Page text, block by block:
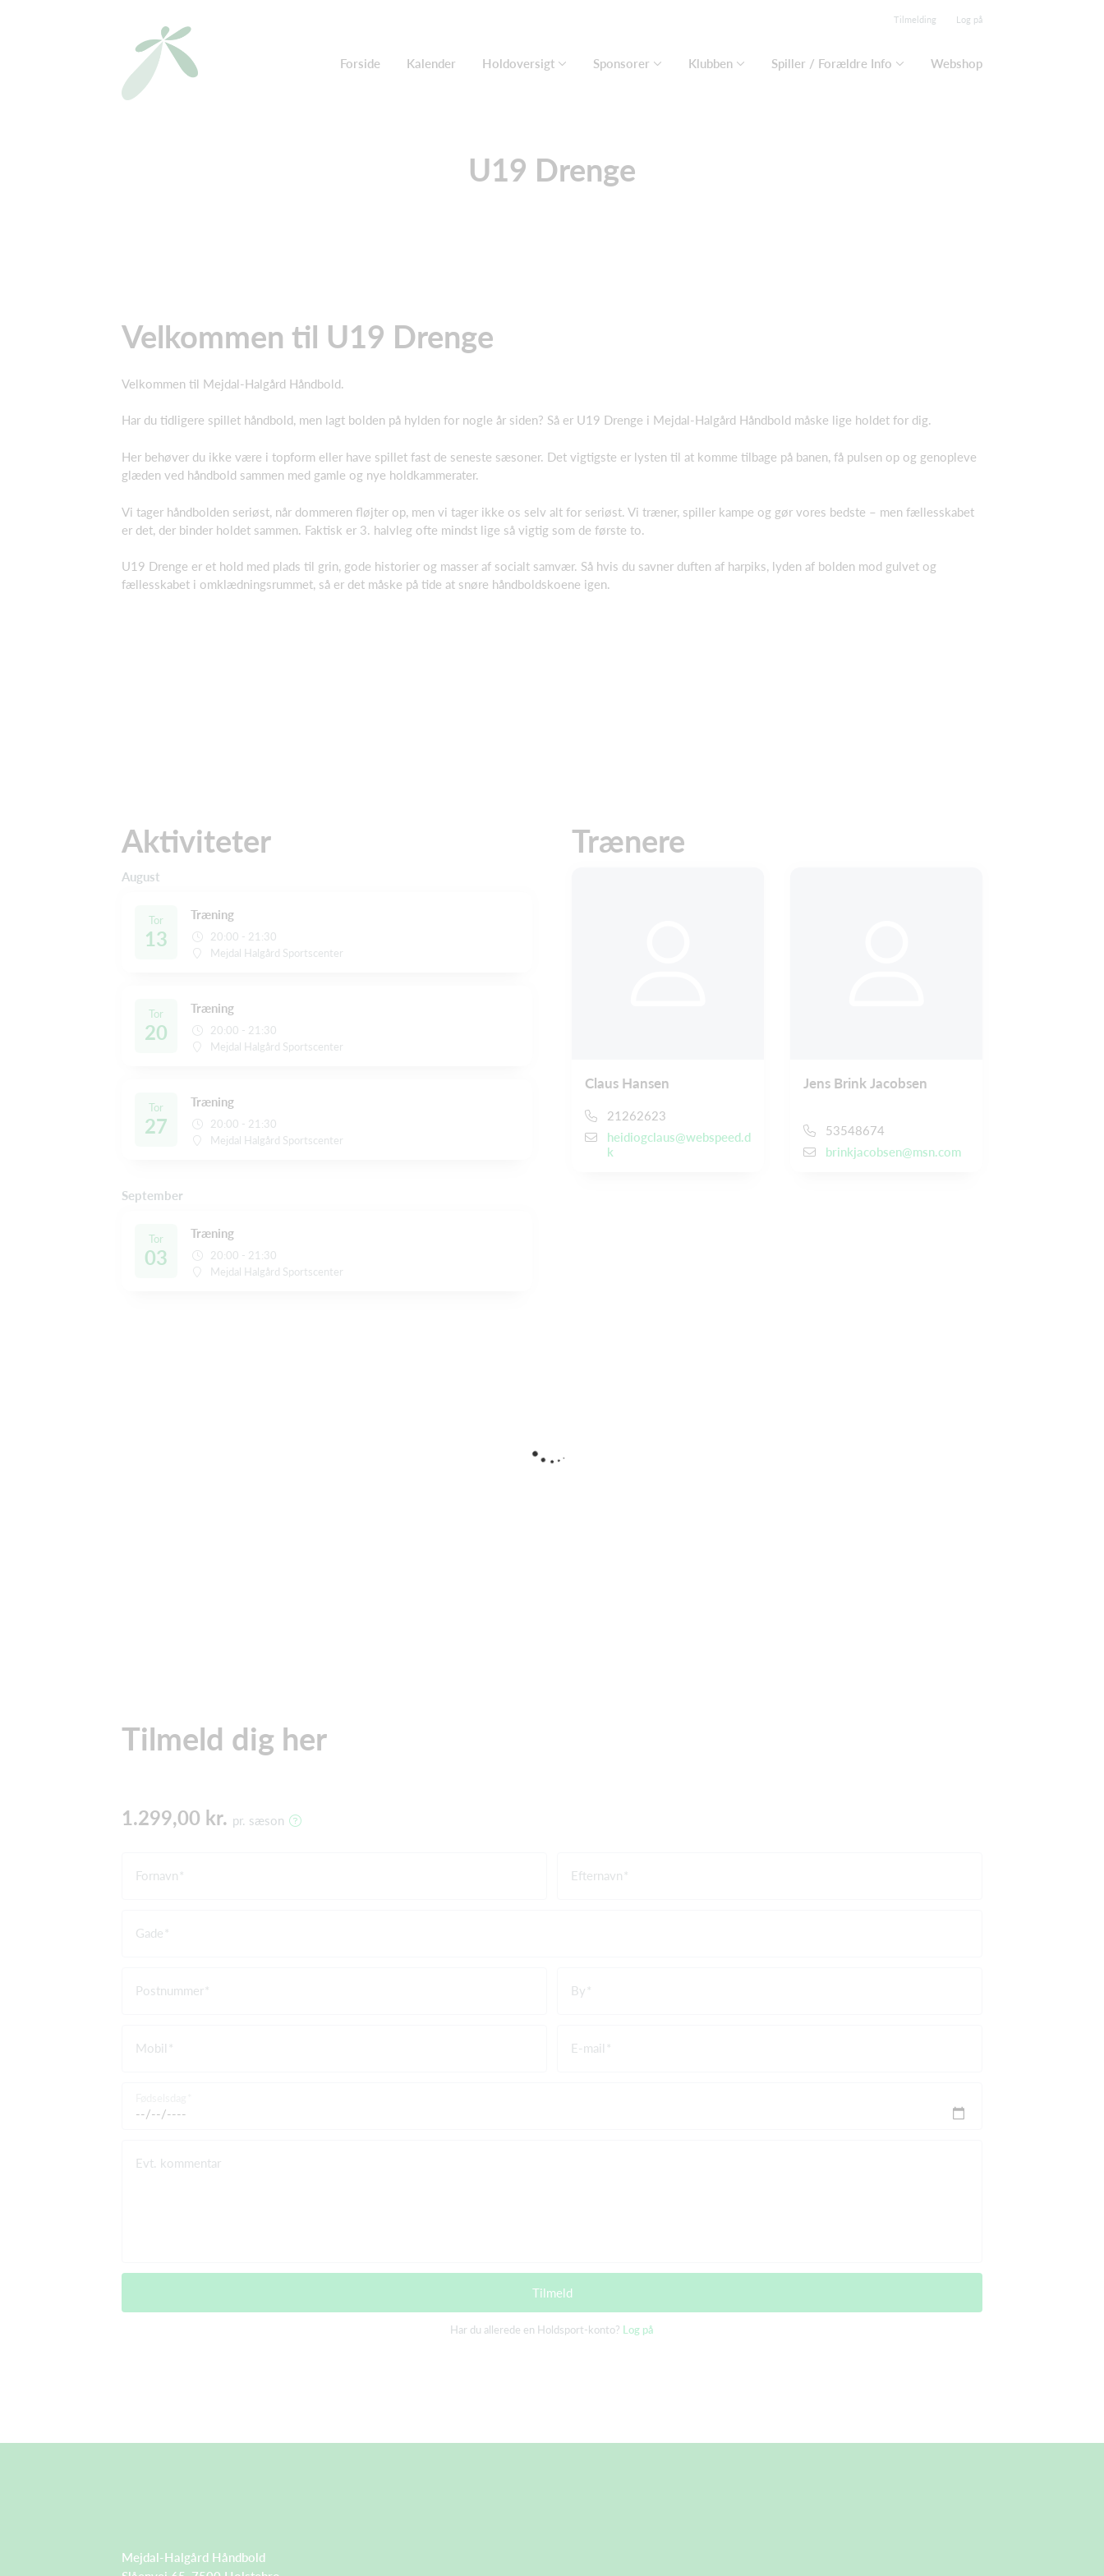
Tilmelding Log på
Forside Kalender Holdoversigt Sponsorer Klubben Spiller / Forældre Info Webshop
U19 Drenge
Velkommen til U19 Drenge
Velkommen til Mejdal-Halgård Håndbold.
Har du tidligere spillet håndbold, men lagt bolden på hylden for nogle år siden? Så er U19 Drenge i Mejdal-Halgård Håndbold måske lige holdet for dig.
Her behøver du ikke være i topform eller have spillet fast de seneste sæsoner. Det vigtigste er lysten til at komme tilbage på banen, få pulsen op og genopleve
glæden ved håndbold sammen med gamle og nye holdkammerater.
Vi tager håndbolden seriøst, når dommeren fløjter op, men vi tager ikke os selv alt for seriøst. Vi træner, spiller kampe og gør vores bedste – men fællesskabet
er det, der binder holdet sammen. Faktisk er 3. halvleg ofte mindst lige så vigtig som de første to.
U19 Drenge er et hold med plads til grin, gode historier og masser af socialt samvær. Så hvis du savner duften af harpiks, lyden af bolden mod gulvet og
fællesskabet i omklædningsrummet, så er det måske på tide at snøre håndboldskoene igen.
Aktiviteter
August
Tor
13
Træning
20:00 - 21:30
Mejdal Halgård Sportscenter
Tor
20
Træning
20:00 - 21:30
Mejdal Halgård Sportscenter
Tor
27
Træning
20:00 - 21:30
Mejdal Halgård Sportscenter
September
Tor
03
Træning
20:00 - 21:30
Mejdal Halgård Sportscenter
Trænere
Claus Hansen
21262623
heidiogclaus@webspeed.d
k
Jens Brink Jacobsen
53548674
brinkjacobsen@msn.com
Tilmeld dig her
1.299,00 kr. pr. sæson
Fornavn Efternavn
Gade
Postnummer By
Mobil E-mail
Evt. kommentar
Tilmeld
Har du allerede en Holdsport-konto? Log på
Mejdal-Halgård Håndbold